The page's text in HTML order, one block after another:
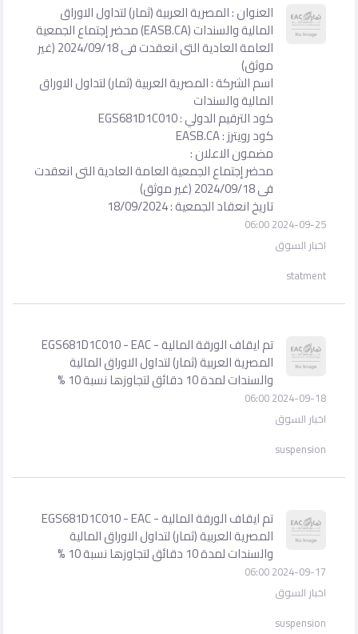
العنوان : المصرية العربية (ثمار) لتداول الاوراق
المالية والسندات (EASB.CA) محضر إجتماع الجمعية
العامة العادية التى انعقدت فى 2024/09/18 (غير
موثق)
اسم الشركة : المصرية العربية (ثمار) لتداول الاوراق
المالية والسندات
كود الترقيم الدولي : EGS681D1C010
كود رويترز : EASB.CA
مضمون الاعلان :
محضر إجتماع الجمعية العامة العادية التى انعقدت
فى 2024/09/18 (غير موثق)
تاريخ انعقاد الجمعية : 18/09/2024
2024-09-25 06:00
اخبار السوق
statment
تم ايقاف الورقة المالية - EGS681D1C010 - EAC
المصرية العربية (ثمار) لتداول الاوراق المالية
والسندات لمدة 10 دقائق لتجاوزها نسبة 10 %
2024-09-18 06:00
اخبار السوق
suspension
تم ايقاف الورقة المالية - EGS681D1C010 - EAC
المصرية العربية (ثمار) لتداول الاوراق المالية
والسندات لمدة 10 دقائق لتجاوزها نسبة 10 %
2024-09-17 06:00
اخبار السوق
suspension